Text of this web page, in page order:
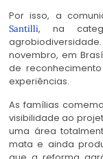
Por isso, a
Santilli, na
novembro, em
de
experiências.
As famílias
visibilidade ao
uma área
mata e ainda